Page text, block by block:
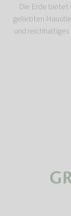
Die Erde bietet
geliebten
und